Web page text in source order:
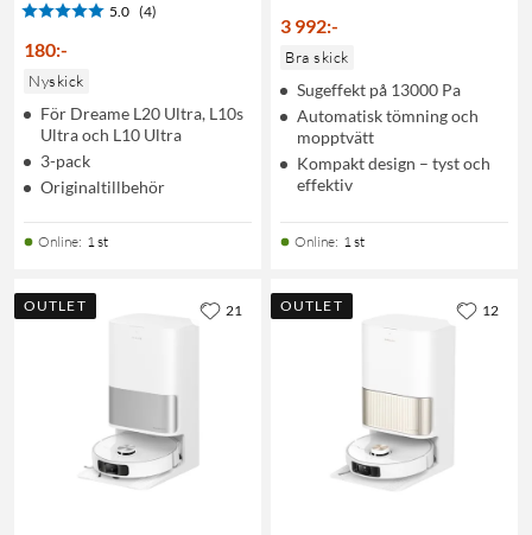
5.0 (4)
180:-
Nyskick
För Dreame L20 Ultra, L10s
Ultra och L10 Ultra
3-pack
Originaltillbehör
Online: 1 st
3 992:-
Bra skick
Sugeffekt på 13000 Pa
Automatisk tömning och
mopptvätt
Kompakt design – tyst och
effektiv
Online: 1 st
OUTLET 21 OUTLET 12